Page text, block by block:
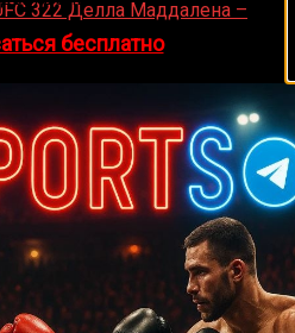
322 Делла Маддалена –
Лаки Исмаель Йола Джой Гамаче
Кевин Барнет Лайос Эрос Марко
Ривера Роберт
Джо Кусумано Дэррил Тайсон
Кайзер Мабуза Чарли Полит Ноэ
Тайрон Джексон
Крис
Эсекьель Мадерна
Тревор Брайан
Викториано Соса Роберт Колай
бесплатно